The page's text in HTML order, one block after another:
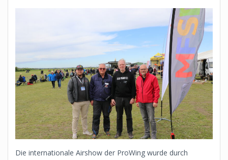
Die internationale Airshow der ProWing wurde durch